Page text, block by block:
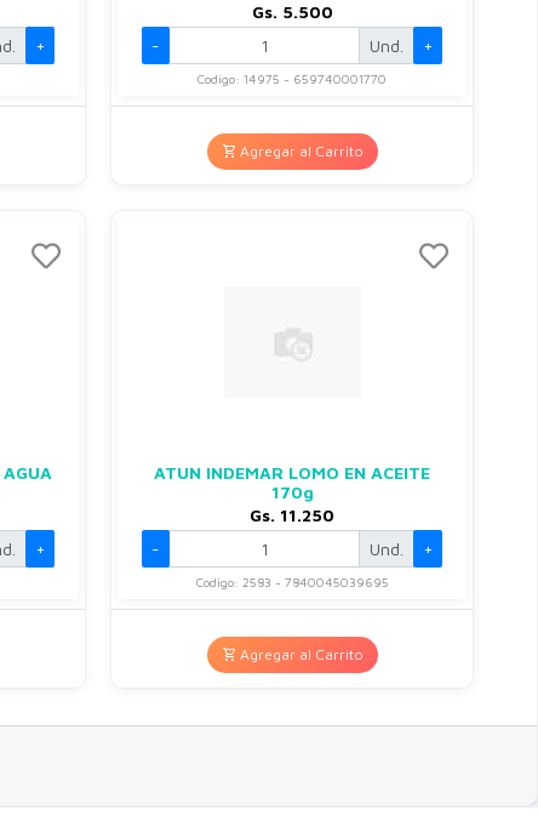
+
Gs. 5.500
-
Und. +
Codigo: 14975 - 659740001770
Agregar al Carrito
+
ATUN INDEMAR LOMO EN ACEITE
170g
Gs. 11.250
-
Und. +
Codigo: 2583 - 7840045039695
Agregar al Carrito